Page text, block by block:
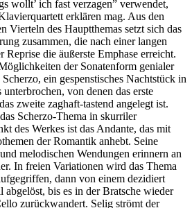
wollt’ ich fast verzagen” verwendet,
erklären mag. Aus den
Vierteln des Hauptthemas setzt sich das
zusammen, die nach einer langen
Reprise die äußerste Emphase erreicht.
der Sonatenform genialer
ein gespenstisches Nachtstück in
von denen das erste
zweite zaghaft-tastend angelegt ist.
Scherzo-Thema in skurriler
des Werkes ist das Andante, das mit
der Romantik anhebt. Seine
melodischen Wendungen erinnern an
In freien Variationen wird das Thema
dann von einem dezidiert
abgelöst, bis es in der Bratsche wieder
zurückwandert. Selig strömt der